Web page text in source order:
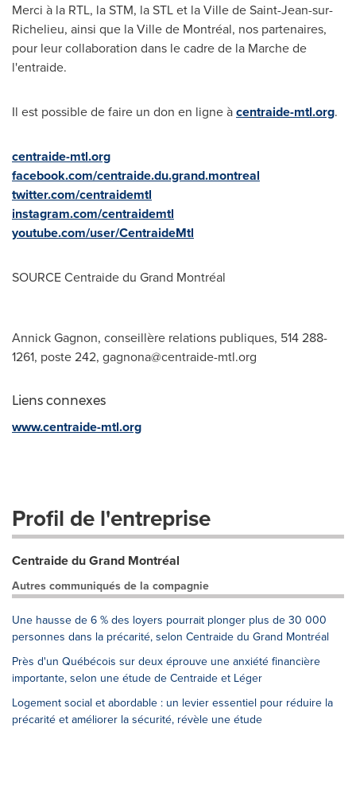
Merci à la RTL, la STM, la STL et laVille de Saint-Jean-sur-
Richelieu, ainsi que la Ville de Montréal, nos partenaires,
pour leur collaboration dans le cadre de la Marche de
l'entraide.
Il est possible de faire un don en ligne àcentraide-mtl.org.
centraide-mtl.org
facebook.com/centraide.du.grand.montreal
twitter.com/centraidemtl
instagram.com/centraidemtl
youtube.com/user/CentraideMtl
SOURCE Centraide du Grand Montréal
Annick Gagnon, conseillère relations publiques, 514 288-
1261, poste 242, gagnona@centraide-mtl.org
Liens connexes
www.centraide-mtl.org
Profil de l'entreprise
Centraide du Grand Montréal
Autres communiqués de la compagnie
Une hausse de 6 % des loyers pourrait plonger plus de 30 000
personnes dans la précarité, selon Centraide du Grand Montréal
Près d'un Québécois sur deux éprouve une anxiété financière
importante, selon une étude de Centraide et Léger
Logement social et abordable : un levier essentiel pour réduire la
précarité et améliorer la sécurité, révèle une étude